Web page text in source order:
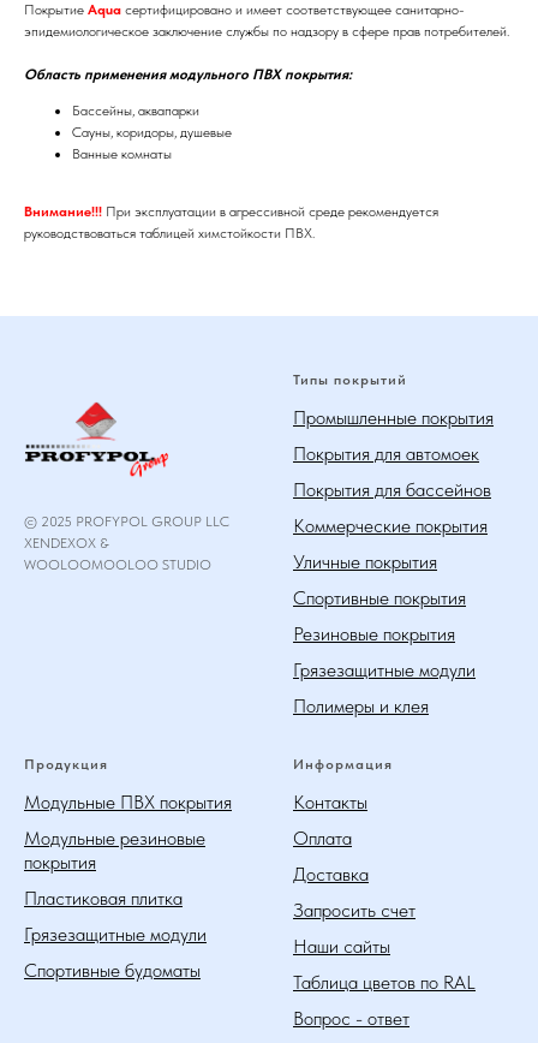
Покрытие Aqua сертифицировано и имеет соответствующее санитарно-
эпидемиологическое заключение службы по надзору в сфере прав потребителей.
Область применения модульного ПВХ покрытия:
Бассейны, аквапарки
Сауны, коридоры, душевые
Ванные комнаты
Внимание!!! При эксплуатации в агрессивной среде рекомендуется
руководствоваться таблицей химстойкости ПВХ.
© 2025 PROFYPOL GROUP LLC
XENDEXOX &
WOOLOOMOOLOO STUDIO
Типы покрытий
Промышленные покрытия
Покрытия для автомоек
Покрытия для бассейнов
Коммерческие покрытия
Уличные покрытия
Спортивные покрытия
Резиновые покрытия
Грязезащитные модули
Полимеры и клея
Продукция
Модульные ПВХ покрытия
Модульные резиновые
покрытия
Пластиковая плитка
Грязезащитные модули
Спортивные будоматы
Информация
Контакты
Оплата
Доставка
Запросить счет
Наши сайты
Таблица цветов по RAL
Вопрос - ответ